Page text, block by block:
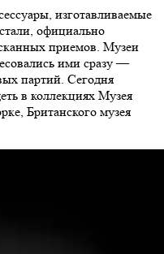
изготавливаемые
официально
приемов. Музеи
ими сразу —
партий. Сегодня
в коллекциях Музея
Британского музея